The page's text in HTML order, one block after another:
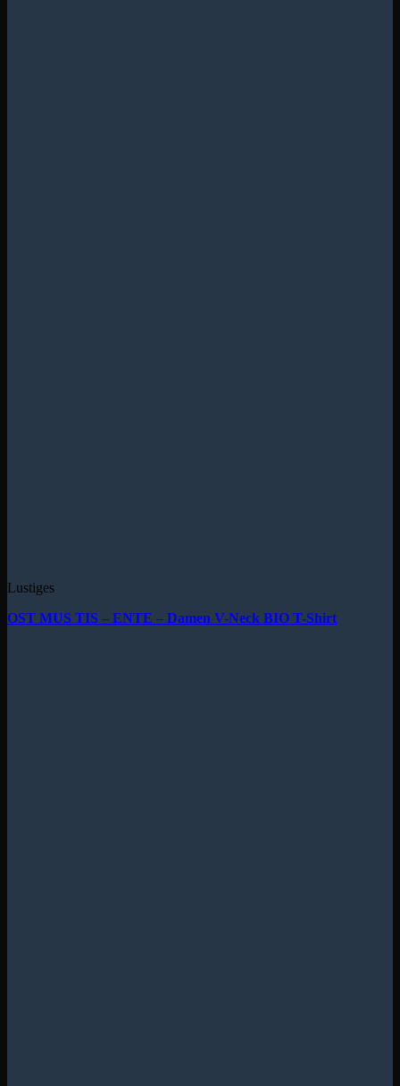
Lustiges
OST MUS TIS – ENTE – Damen V-Neck BIO T-Shirt